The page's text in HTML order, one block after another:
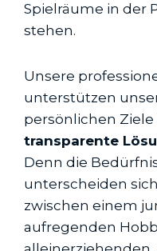
Spielräume in der
stehen.
Unsere
unterstützen
persönlichen
transparente
Denn die
unterscheiden
zwischen einem
aufregenden